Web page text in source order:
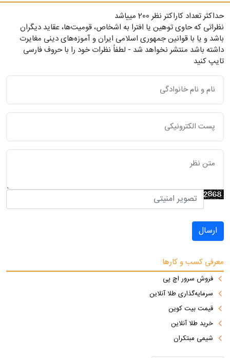
حداکثر تعداد کاراکتر نظر 200 ميياشد
نظراتی که حاوی توهین یا افترا به اشخاص، قومیت‌ها، عقاید دیگران
باشد و یا با قوانین جمهوری اسلامی ایران و آموزه‌های دینی مغایرت
داشته باشد منتشر نخواهد شد - لطفاً نظرات خود را با حروف فارسی
تایپ کنید
ارسال
معرفی کسب و کارها
فروش سرور اچ پی
سرمایه‌گذاری طلا آنلاین
قیمت بیت کوین
خرید طلا آنلاین
شیمی مبتکران